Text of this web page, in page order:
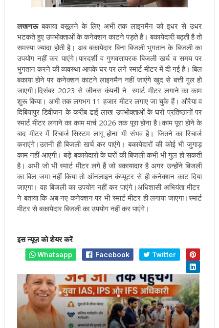
लखनऊबकाया वसूलने के लिए अभी तक लाइनमैन को इधर से उधर
भटकते हुए उपभोक्ताओं के कनेक्शन काटने पड़ते हैं। बकायेदारी बढ़ती है तो
समस्या ज्यादा होती है। अब बकायेदार बिना बिजली भुगतान के बिजली का
उपयोग नहीं कर पाएंगे।पारदर्शी व गुणवत्तापरक बिजली खर्च व समय पर
भुगतान करने की व्यवस्था आपके घर पर लगे स्मार्ट मीटर में दी गई है। बिल
बकाया होने पर कनेक्शन काटने लाइनमैन नहीं जाएंगे खुद से बत्ती गुल हो
जाएगी।दिसंबर 2023 से जीनस कंपनी ने स्मार्ट मीटर लगाने का काम
शुरू किया। अभी तक लगभग 11 हजार मीटर लगाए जा चुके हैं। औरैया व
दिबियापुर डिवीजन के करीब ढाई लाख उपभोक्ताओं के घरों प्रतिष्ठानों पर
स्मार्ट मीटर लगाने का काम मार्च 2026 तक पूरा होना है।काम पूरा होने के
बाद मीटर में रिचार्ज सिस्टम लागू होना भी संभव है। जितने का रिचार्ज
कराएंगे।उतनी ही बिजली खर्च कर पाएंगे। बकायेदारों की कोई भी जुगाड़
काम नहीं आएगी। बड़े बकायेदारों के घरों की बिजली कभी भी गुल हो सकती
है। अभी जो भी स्मार्ट मीटर लगे हैं जो बकायादार है अगर उन्होंने बिजली
का बिल जमा नहीं किया तो ऑनलाइन कंप्यूटर से ही कनेक्शन काट दिया
जाएगा। वह बिजली का उपयोग नहीं कर पाएंगे।अधिशासी अभियंता मीटर
ने बताया कि अब नए कनेक्शन पर भी स्मार्ट मीटर ही लगाया जाएगा।स्मार्ट
मीटर से बकायेदार बिजली का उपयोग नहीं कर पाएंगे।
इस न्यूज़ को शेयर करें
Whatsapp
Facebook Twitter